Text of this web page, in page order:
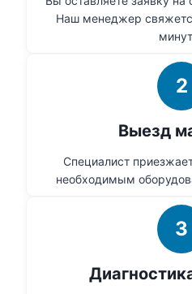
Наш менеджер
2
Выезд
Специалист
необходимым
3